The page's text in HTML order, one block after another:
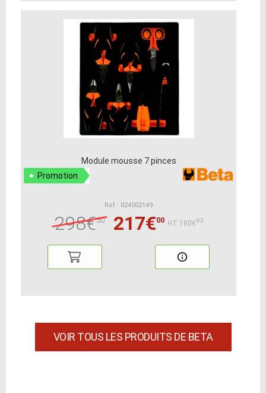
Module mousse 7 pinces
Promotion
Ref : 024502149
298€50 217€00 HT:180€83
VOIR TOUS LES PRODUITS DE BETA